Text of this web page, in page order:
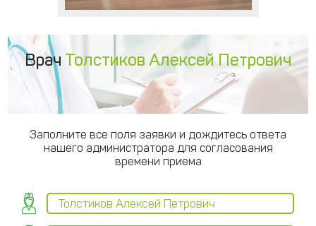
Врач Толстиков Алексей Петрович
Заполните все поля заявки и дождитесь ответа
нашего администратора для согласования
времени приема